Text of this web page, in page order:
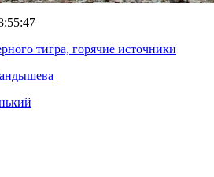
тигра, горячие источники